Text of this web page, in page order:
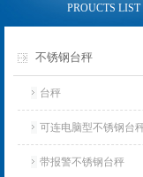
PROUCTS LIST
不锈钢台秤
台秤
可连电脑型不锈钢台
带报警不锈钢台秤